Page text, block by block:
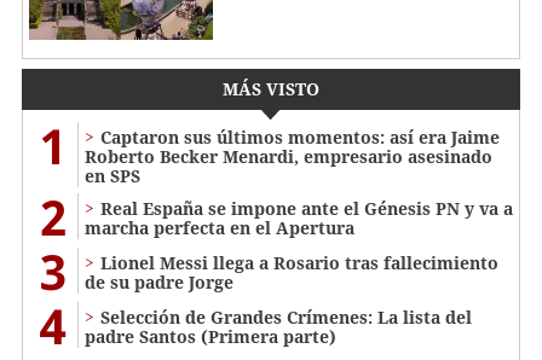
MÁS VISTO
1
Captaron sus últimos momentos: así era Jaime
Roberto Becker Menardi​​​, empresario asesinado
en SPS
2
Real España se impone ante el Génesis PN y va a
marcha perfecta en el Apertura
3
Lionel Messi llega a Rosario tras fallecimiento
de su padre Jorge
4
Selección de Grandes Crímenes: La lista del
padre Santos (Primera parte)